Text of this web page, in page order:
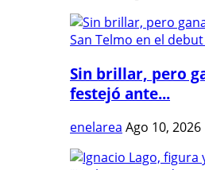
Sin brillar, pero
festejó ante...
enelarea Ago 10, 2026